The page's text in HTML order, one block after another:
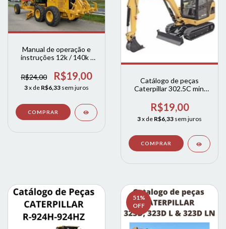
Manual de operação e
instruções 12k / 140k /
cat
R$24,00 R$19,00
3x de R$6,33 sem juros
Catálogo de peças
Caterpillar 302.5C mini
R$19,00
3x de R$6,33 sem juros
51%
OFF